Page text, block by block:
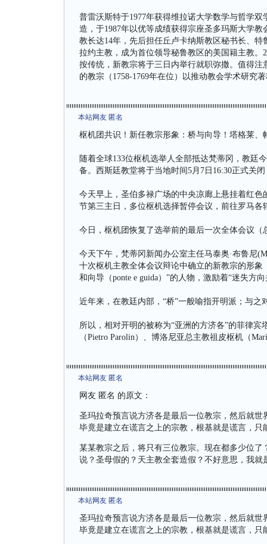
普雷沃斯特于1977年获得维拉诺大学数学与哲学
造，于1987年以优等成绩获得宗座圣多玛斯大学
教长达14年，先后担任丘卢卡纳斯教区秘书长、
拉约主教，成为首位领导秘鲁教区的美国籍主教
按传统，新教宗将于三日内举行就职弥撒。值得
的教宗（1758-1769年在位）以推动教会学术研究
本站网友 匿名
枢机团共识！新任教宗形象：桥与向导！塔格莱
随着全球133位枢机选举人全部抵达梵蒂冈，教廷
备。西斯廷教堂将于当地时间5月7日16:30正式关
今天早上，圣伯多禄广场的中央凉廊上悬挂着红
节第三主日，多位枢机选择暂停会议，前往罗马
今日，枢机团恢复了选举前的最后一次全体会议
今天下午，梵蒂冈新闻办公室主任马泰奥·布鲁尼
十次枢机主教全体会议辩论中确立的新教宗的形象
和向导（ponte e guida）”的人物，激励着“迷失方
近年来，在教廷内部，“桥”一般喻指开明派；与之
所以，相对开明的被称为“亚洲的方济各”的菲律宾
（Pietro Parolin）、博洛尼亚总主教祖皮枢机（
本站网友 匿名
网友 匿名 的原文：
圣玛拉奇预言说方济各是最后一位教宗，然后就
毕竟是建立在谎言之上的宗教，根基就是谎言，
某某教宗之后，将只有三位教宗。现在都多少位
说？圣母假的？天主教全套造假？不好意思，我就
本站网友 匿名
圣玛拉奇预言说方济各是最后一位教宗，然后就
毕竟是建立在谎言之上的宗教，根基就是谎言，